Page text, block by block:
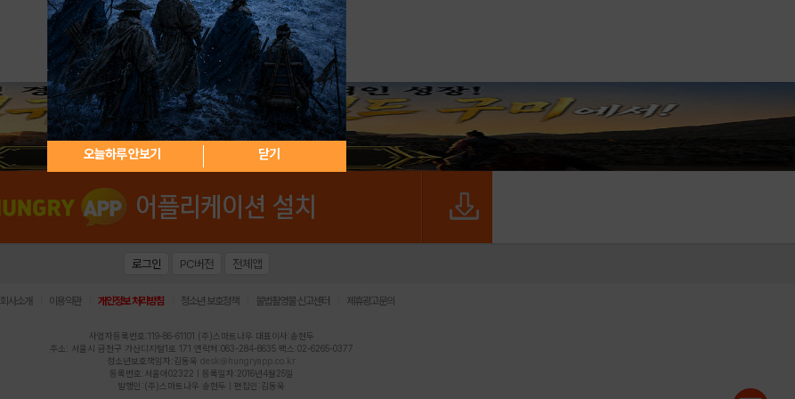
아이디 / 비밀번호 찾기 회원가입
오늘하루 안보기 닫기
로그인 PC버전 전체앱
회사소개 이용약관 개인정보 처리방침 청소년 보호정책 불법촬영물 신고센터 제휴광고문의
사업자등록번호:119-86-61101 (주)스마트나우 대표이사:송현두
주소: 서울시 금천구 가산디지털1로 171 연락처:063-284-8635 팩스:02-6265-0377
청소년보호책임자:김동욱 desk@hungryapp.co.kr
등록번호:서울아02322 | 등록일자:2016년4월25일
발행인:(주)스마트나우 송현두 | 편집인:김동욱